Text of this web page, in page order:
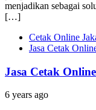
menjadikan sebagai
[…]
Cetak Online
Jasa Cetak
Jasa Cetak
6 years ago